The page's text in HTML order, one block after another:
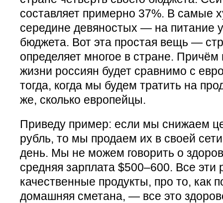
составляет примерно 37%. В самые
середине девяностых — на питание
бюджета. Вот эта простая вещь —
определяет многое в стране.
жизни россиян будет сравнимо с
тогда, когда мы будем тратить на
же, сколько европейцы.
Приведу пример: если мы снижаем
рубль, то мы продаем их в своей
день. Мы не можем говорить о
средняя зарплата $500–600. Все эти
качественные продукты, про то, как
домашняя сметана, — все это